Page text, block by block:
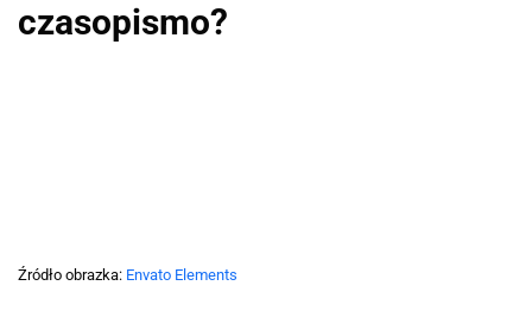
czasopismo?
Źródło obrazka: Envato Elements